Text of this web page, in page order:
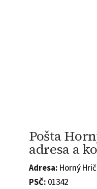
Pošta
adresa a
Adresa: Horný
PSČ: 01342